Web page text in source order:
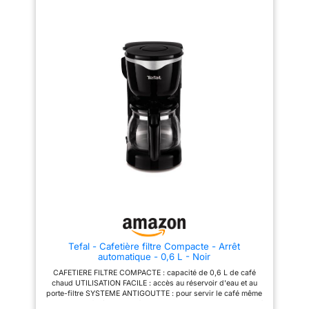
en aluminium collectées par
Nespresso sont recyclées
Capsule faite avec au moins
80% d'aluminium recyclé
nettoyer et idéal pour une
Versement sans goutte : Le
système anti-goutte empêche
les fuites lorsque vous retirez la
carafe en verre, gardant votre
plan de travail propre Facilité
lumineux, indicateur de niveau
pour une utilisation stable et
Tefal - Cafetière filtre Compacte - Arrêt
automatique - 0,6 L - Noir
CAFETIERE FILTRE COMPACTE : capacité de 0,6 L de café
chaud UTILISATION FACILE : accès au réservoir d'eau et au
porte-filtre SYSTEME ANTIGOUTTE : pour servir le café même